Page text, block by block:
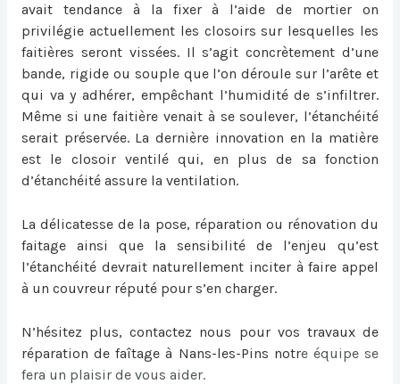
avait tendance à la fixer à l’aide de mortier on
privilégie actuellement les closoirs sur lesquelles les
faitières seront vissées. Il s’agit concrètement d’une
bande, rigide ou souple que l’on déroule sur l’arête et
qui va y adhérer, empêchant l’humidité de s’infiltrer.
Même si une faitière venait à se soulever, l’étanchéité
serait préservée. La dernière innovation en la matière
est le closoir ventilé qui, en plus de sa fonction
d’étanchéité assure la ventilation.
La délicatesse de la pose, réparation ou rénovation du
faitage ainsi que la sensibilité de l’enjeu qu’est
l’étanchéité devrait naturellement inciter à faire appel
à un couvreur réputé pour s’en charger.
N’hésitez plus, contactez nous pour vos travaux de
réparation de faîtage à Nans-les-Pins notre équipe se
fera un plaisir de vous aider.